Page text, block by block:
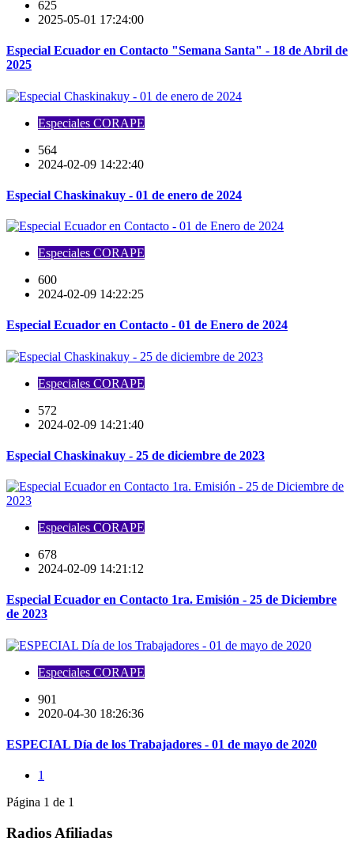
625
2025-05-01 17:24:00
Especial Ecuador en Contacto "Semana Santa" - 18 de Abril de
2025
Especiales CORAPE
564
2024-02-09 14:22:40
Especial Chaskinakuy - 01 de enero de 2024
Especiales CORAPE
600
2024-02-09 14:22:25
Especial Ecuador en Contacto - 01 de Enero de 2024
Especiales CORAPE
572
2024-02-09 14:21:40
Especial Chaskinakuy - 25 de diciembre de 2023
Especiales CORAPE
678
2024-02-09 14:21:12
Especial Ecuador en Contacto 1ra. Emisión - 25 de Diciembre
de 2023
Especiales CORAPE
901
2020-04-30 18:26:36
ESPECIAL Día de los Trabajadores - 01 de mayo de 2020
1
Página 1 de 1
Radios Afiliadas